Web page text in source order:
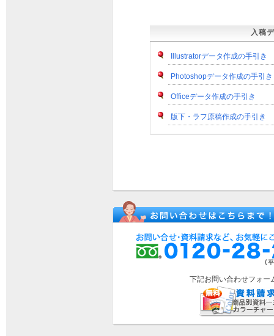
入稿
Illustratorデータ作成の手引き
Photoshopデータ作成の手引き
Officeデータ作成の手引き
版下・ラフ原稿作成の手引き
下記お問い合わせフォー